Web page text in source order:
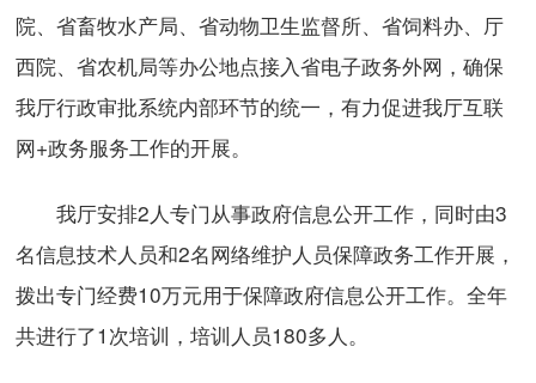
院、省畜牧水产局、省动物卫生监督所、省饲料办、厅
西院、省农机局等办公地点接入省电子政务外网，确保
我厅行政审批系统内部环节的统一，有力促进我厅互联
网+政务服务工作的开展。
我厅安排2人专门从事政府信息公开工作，同时由3
名信息技术人员和2名网络维护人员保障政务工作开展，
拨出专门经费10万元用于保障政府信息公开工作。全年
共进行了1次培训，培训人员180多人。